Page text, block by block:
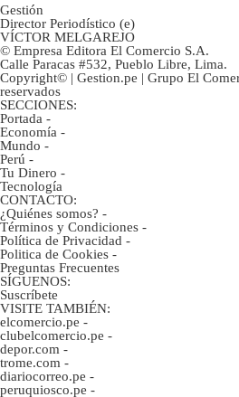
Gestión
Director Periodístico (e)
VÍCTOR MELGAREJO
© Empresa Editora El Comercio S.A.
Calle Paracas #532, Pueblo Libre, Lima.
Copyright© | Gestion.pe | Grupo El
reservados
SECCIONES:
Portada -
Economía -
Mundo -
Perú -
Tu Dinero -
Tecnología
CONTACTO:
¿Quiénes somos? -
Términos y Condiciones -
Política de Privacidad -
Politica de Cookies -
Preguntas Frecuentes
SÍGUENOS:
Suscríbete
VISITE TAMBIÉN:
elcomercio.pe -
clubelcomercio.pe -
depor.com -
trome.com -
diariocorreo.pe -
peruquiosco.pe -